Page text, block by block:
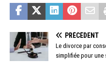
PRÉCÉDENT
Le divorce par
simplifiée pour une